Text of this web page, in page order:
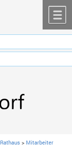
Rathaus > Mitarbeiter